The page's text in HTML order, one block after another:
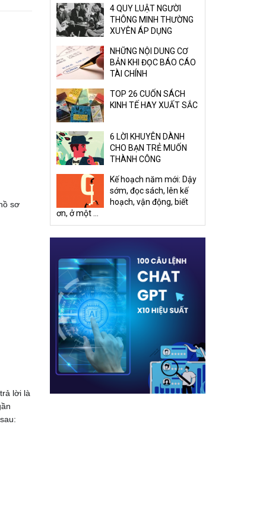
sơ
lời là
4 QUY LUẬT NGƯỜI
THÔNG MINH THƯỜNG
XUYÊN ÁP DỤNG
NHỮNG NỘI DUNG CƠ
BẢN KHI ĐỌC BÁO CÁO
TÀI CHÍNH
TOP 26 CUỐN SÁCH
KINH TẾ HAY XUẤT SẮC
6 LỜI KHUYÊN DÀNH
CHO BẠN TRẺ MUỐN
THÀNH CÔNG
Kế hoạch năm mới: Dậy
sớm, đọc sách, lên kế
hoạch, vận động, biết
ơn, ở một ...